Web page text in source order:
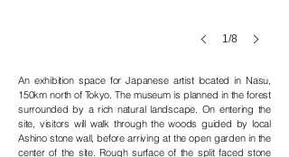
1/8
An exhibition space for Japanese artist located in Nasu,
150km north of Tokyo. The museum is planned in the forest
surrounded by a rich natural landscape. On entering the
site, visitors will walk through the woods guided by local
Ashino stone wall, before arriving at the open garden in the
center of the site. Rough surface of the split faced stone